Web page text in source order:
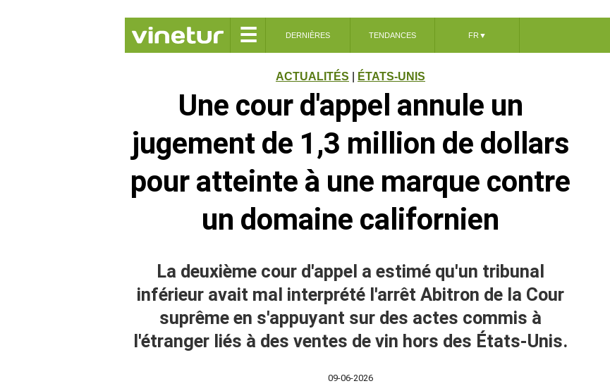
☰ DERNIÈRES TENDANCES FR ▼
ACTUALITÉS ÉTATS-UNIS
Une cour d'appel annule un
jugement de 1,3 million de dollars
pour atteinte à une marque contre
un domaine californien
La deuxième cour d'appel a estimé qu'un tribunal
inférieur avait mal interprété l'arrêt Abitron de la Cour
suprême en s'appuyant sur des actes commis à
l'étranger liés à des ventes de vin hors des États-Unis.
09-06-2026